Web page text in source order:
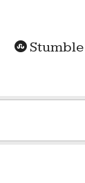
Stumble